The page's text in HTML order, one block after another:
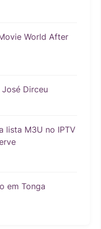
World After
Dirceu
lista M3U no IPTV
em Tonga